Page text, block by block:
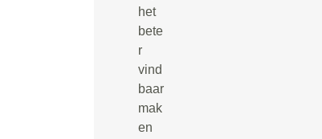
het
bete
r
vind
baar
mak
en